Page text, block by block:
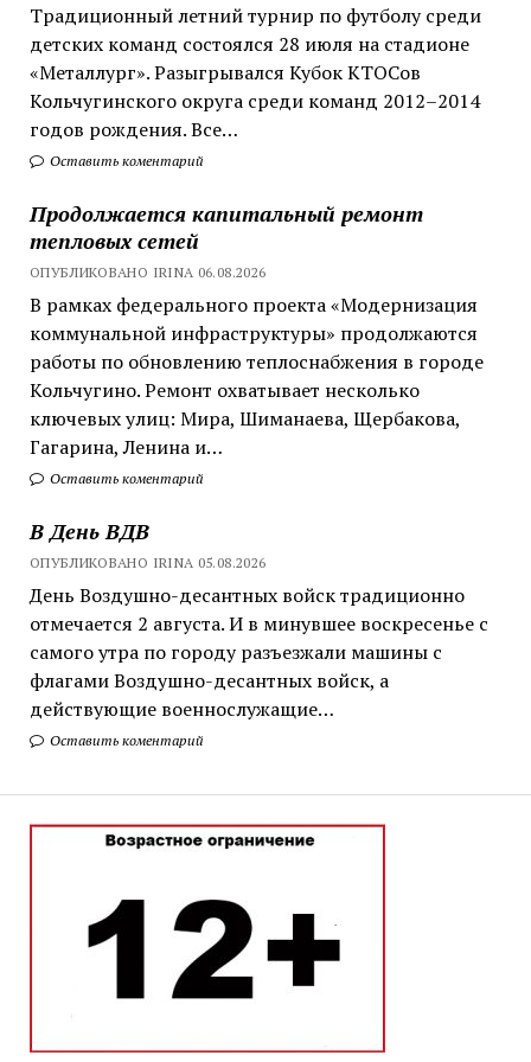
Традиционный летний турнир по футболу среди
детских команд состоялся 28 июля на стадионе
«Металлург». Разыгрывался Кубок КТОСов
Кольчугинского округа среди команд 2012–2014
годов рождения. Все…
Оставить коментарий
Продолжается капитальный ремонт
тепловых сетей
ОПУБЛИКОВАНО IRINA 06.08.2026
В рамках федерального проекта «Модернизация
коммунальной инфраструктуры» продолжаются
работы по обновлению теплоснабжения в городе
Кольчугино. Ремонт охватывает несколько
ключевых улиц: Мира, Шиманаева, Щербакова,
Гагарина, Ленина и…
Оставить коментарий
В День ВДВ
ОПУБЛИКОВАНО IRINA 05.08.2026
День Воздушно-десантных войск традиционно
отмечается 2 августа. И в минувшее воскресенье с
самого утра по городу разъезжали машины с
флагами Воздушно-десантных войск, а
действующие военнослужащие…
Оставить коментарий